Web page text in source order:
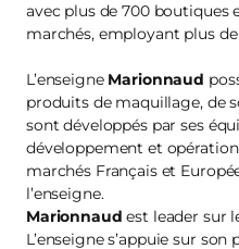
avec plus de 700 boutiques
marchés, employant plus
L’enseigne Marionnaud
produits de maquillage, de
sont développés par ses
développement et
marchés Français et
l’enseigne.
Marionnaud est leader sur
L’enseigne s’appuie sur